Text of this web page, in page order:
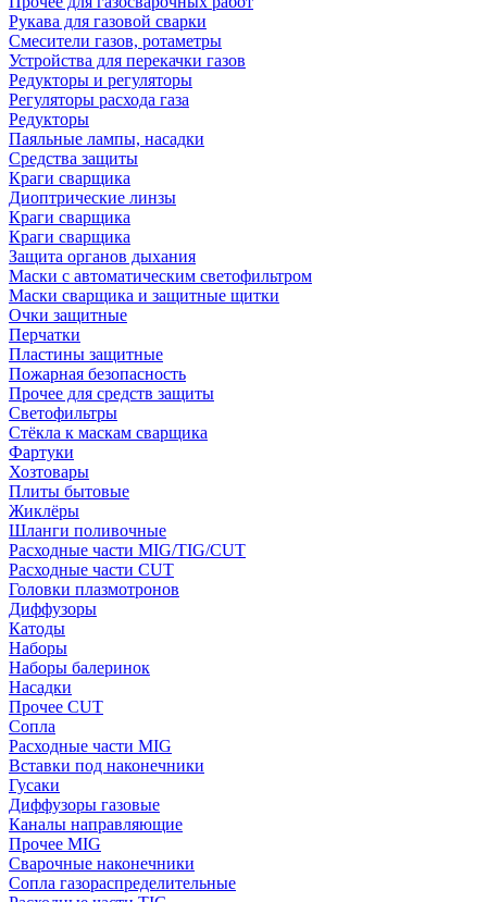
Рукава для газовой сварки
Смесители газов, ротаметры
Устройства для перекачки газов
Редукторы и регуляторы
Регуляторы расхода газа
Редукторы
Паяльные лампы, насадки
Средства защиты
Краги сварщика
Диоптрические линзы
Краги сварщика
Краги сварщика
Защита органов дыхания
Маски с автоматическим светофильтром
Маски сварщика и защитные щитки
Очки защитные
Перчатки
Пластины защитные
Пожарная безопасность
Прочее для средств защиты
Светофильтры
Стёкла к маскам сварщика
Фартуки
Хозтовары
Плиты бытовые
Жиклёры
Шланги поливочные
Расходные части MIG/TIG/CUT
Расходные части CUT
Головки плазмотронов
Диффузоры
Катоды
Наборы
Наборы балеринок
Насадки
Прочее CUT
Сопла
Расходные части MIG
Вставки под наконечники
Гусаки
Диффузоры газовые
Каналы направляющие
Прочее MIG
Сварочные наконечники
Сопла газораспределительные